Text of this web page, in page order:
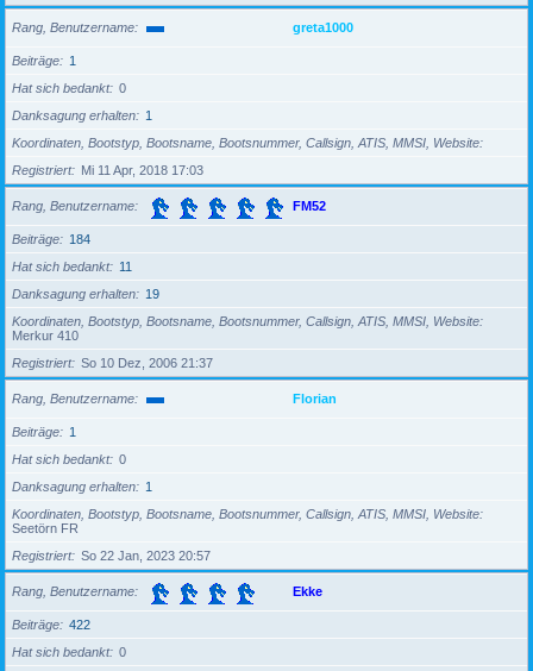
Rang, Benutzername greta1000
Beiträge
1
Hat sich bedankt
0
Danksagung erhalten
1
Koordinaten, Bootstyp, Bootsname, Bootsnummer, Callsign, ATIS, MMSI, Website
Registriert
Mi 11 Apr, 2018 17:03
Rang, Benutzername FM52
Beiträge
184
Hat sich bedankt
11
Danksagung erhalten
19
Koordinaten, Bootstyp, Bootsname, Bootsnummer, Callsign, ATIS, MMSI, Website
Merkur 410
Registriert
So 10 Dez, 2006 21:37
Rang, Benutzername Florian
Beiträge
1
Hat sich bedankt
0
Danksagung erhalten
1
Koordinaten, Bootstyp, Bootsname, Bootsnummer, Callsign, ATIS, MMSI, Website
Seetörn FR
Registriert
So 22 Jan, 2023 20:57
Rang, Benutzername Ekke
Beiträge
422
Hat sich bedankt
0